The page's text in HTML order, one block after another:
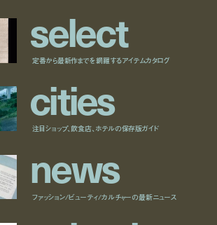
select
定番から最新作までを網羅するアイテムカタログ
cities
注目ショップ、飲食店、ホテルの保存版ガイド
news
ファッション/ビューティ/カルチャーの最新ニュース